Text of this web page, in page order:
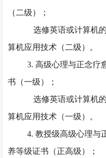
（二级）；
选修英语或计算机
算机应用技术（二级）。
3. 高级心理与正念疗
书（一级）；
选修英语或计算机
算机应用技术（一级）。
4. 教授级高级心理与
养等级证书（正高级）；